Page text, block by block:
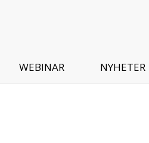
WEBINAR NYHETER